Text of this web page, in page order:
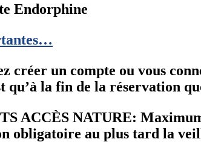
Endorphine
créer un compte ou vous
qu’à la fin de la réservation
ACCÈS NATURE:
obligatoire au plus tard la